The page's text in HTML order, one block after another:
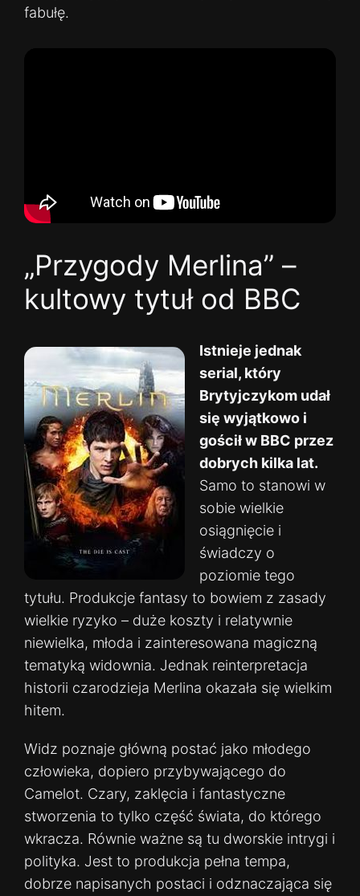
fabułę.
„Przygody Merlina” –
kultowy tytuł od BBC
Istnieje jednak
serial, który
Brytyjczykom udał
się wyjątkowo i
gościł w BBC przez
dobrych kilka lat.
Samo to stanowi w
sobie wielkie
osiągnięcie i
świadczy o
poziomie tego
tytułu. Produkcje fantasy to bowiem z zasady
wielkie ryzyko – duże koszty i relatywnie
niewielka, młoda i zainteresowana magiczną
tematyką widownia. Jednak reinterpretacja
historii czarodzieja Merlina okazała się wielkim
hitem.
Widz poznaje główną postać jako młodego
człowieka, dopiero przybywającego do
Camelot. Czary, zaklęcia i fantastyczne
stworzenia to tylko część świata, do którego
wkracza. Równie ważne są tu dworskie intrygi i
polityka. Jest to produkcja pełna tempa,
dobrze napisanych postaci i odznaczająca się